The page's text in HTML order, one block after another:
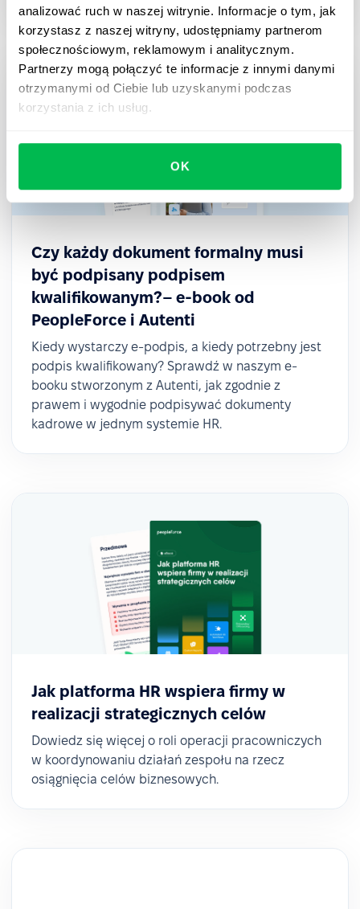
analizować ruch w naszej witrynie. Informacje o tym, jak
korzystasz z naszej witryny, udostępniamy partnerom
społecznościowym, reklamowym i analitycznym.
Partnerzy mogą połączyć te informacje z innymi danymi
otrzymanymi od Ciebie lub uzyskanymi podczas
korzystania z ich usług.
OK
Czy każdy dokument formalny musi
być podpisany podpisem
kwalifikowanym?– e-book od
PeopleForce i Autenti
Kiedy wystarczy e-podpis, a kiedy potrzebny jest
podpis kwalifikowany? Sprawdź w naszym e-
booku stworzonym z Autenti, jak zgodnie z
prawem i wygodnie podpisywać dokumenty
kadrowe w jednym systemie HR.
Jak platforma HR wspiera firmy w
realizacji strategicznych celów
Dowiedz się więcej o roli operacji pracowniczych
w koordynowaniu działań zespołu na rzecz
osiągnięcia celów biznesowych.